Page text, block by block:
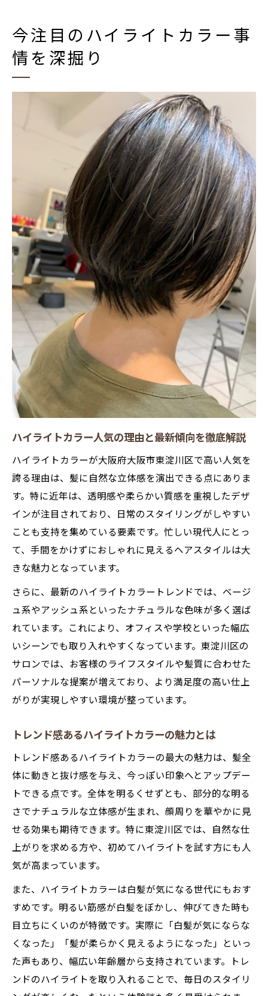
人気を集めるハイライトカラーの特徴を紹
介
透明感ハイライトカラーで理想の髪色に
透明感ハイライトカラーで叶える垢抜けヘ
ハイライトカラーが作る自然なツヤ感の秘
理想の髪色を実現するハイライトカラーの
選び方
透明感重視のハイライトカラー活用法を解
説
ハイライトカラーで柔らかい印象を演出す
る方法
立体感が叶う大人のハイライト術まとめ
ハイライトカラーで立体感を出す技術のポ
イント
大人女性が選ぶハイライトカラーの最旬テ
クニック
ハイライトカラーでボリューム感をプラス
立体感を強調できるハイライトカラーの流
行スタイル
大人っぽさ際立つハイライトカラーのコツ
を紹介
髪に優しいハイライトカラーの楽しみ方
ト
ダメージを最小限に抑えるハイライトカラ
ハイライトカラー後のケアで美髪を保つコ
髪質改善できるハイライトカラーの楽しみ
白髪もおしゃれに隠せるカラー選びの極意
ハイライトカラーで白髪を自然にカバーす
る技
白髪ぼかしに最適なハイライトカラーデザ
イン
おしゃれに白髪を隠すハイライトカラーの
活用法
白髪カバーに強いハイライトカラーの選び
方
ハイライトカラーで若々しい印象を叶える
コツ
自分らしさを輝かせるハイライトカラーの秘密
ハイライトカラーで個性を活かすスタイル
提案
今注目のハイライトカラー事
情を深掘り
ハイライトカラー人気の理由と最新傾向を徹底解説
ハイライトカラーが大阪府大阪市東淀川区で高い人気を
誇る理由は、髪に自然な立体感を演出できる点にありま
す。特に近年は、透明感や柔らかい質感を重視したデザ
インが注目されており、日常のスタイリングがしやすい
ことも支持を集めている要素です。忙しい現代人にとっ
て、手間をかけずにおしゃれに見えるヘアスタイルは大
きな魅力となっています。
さらに、最新のハイライトカラートレンドでは、ベージ
ュ系やアッシュ系といったナチュラルな色味が多く選ば
れています。これにより、オフィスや学校といった幅広
いシーンでも取り入れやすくなっています。東淀川区の
サロンでは、お客様のライフスタイルや髪質に合わせた
パーソナルな提案が増えており、より満足度の高い仕上
がりが実現しやすい環境が整っています。
トレンド感あるハイライトカラーの魅力とは
トレンド感あるハイライトカラーの最大の魅力は、髪全
体に動きと抜け感を与え、今っぽい印象へとアップデー
トできる点です。全体を明るくせずとも、部分的な明る
さでナチュラルな立体感が生まれ、顔周りを華やかに見
せる効果も期待できます。特に東淀川区では、自然な仕
上がりを求める方や、初めてハイライトを試す方にも人
気が高まっています。
また、ハイライトカラーは白髪が気になる世代にもおす
すめです。明るい筋感が白髪をぼかし、伸びてきた時も
目立ちにくいのが特徴です。実際に「白髪が気にならな
くなった」「髪が柔らかく見えるようになった」といっ
た声もあり、幅広い年齢層から支持されています。トレ
ンドのハイライトを取り入れることで、毎日のスタイリ